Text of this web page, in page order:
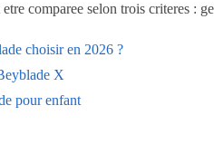
comparee selon trois criteres :
choisir en 2026 ?
X
pour enfant